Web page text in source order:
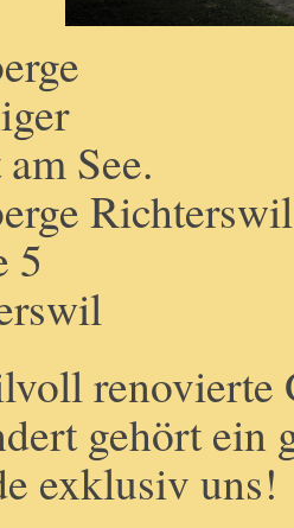
See.
Richterswil
5
renovierte
gehört ein
exklusiv uns!